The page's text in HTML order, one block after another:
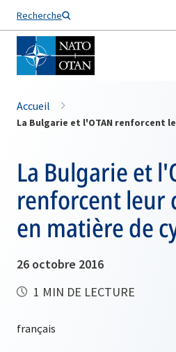
Recherche
Nom de famille*
Accueil
La Bulgarie et
renforcent leur
en matière de
26 octobre 2016
1 MIN DE LECTURE